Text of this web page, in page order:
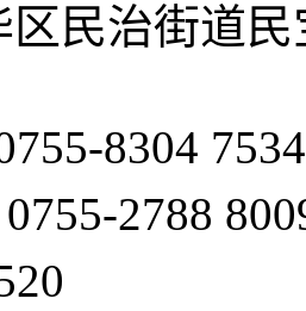
民治街道
8304 7534
2788